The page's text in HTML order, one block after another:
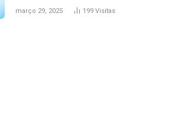
Lollapalooza: veja
março 29, 2025 199 Visitas